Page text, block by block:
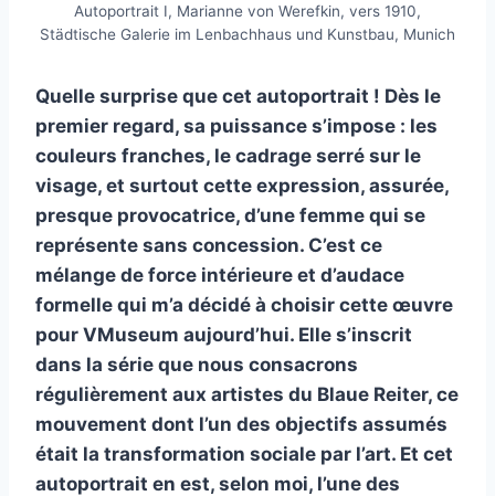
Autoportrait I, Marianne von Werefkin, vers 1910,
Städtische Galerie im Lenbachhaus und Kunstbau, Munich
Quelle surprise que cet autoportrait ! Dès le
premier regard, sa puissance s’impose : les
couleurs franches, le cadrage serré sur le
visage, et surtout cette expression, assurée,
presque provocatrice, d’une femme qui se
représente sans concession. C’est ce
mélange de force intérieure et d’audace
formelle qui m’a décidé à choisir cette œuvre
pour VMuseum aujourd’hui. Elle s’inscrit
dans la série que nous consacrons
régulièrement aux artistes du Blaue Reiter, ce
mouvement dont l’un des objectifs assumés
était la transformation sociale par l’art. Et cet
autoportrait en est, selon moi, l’une des